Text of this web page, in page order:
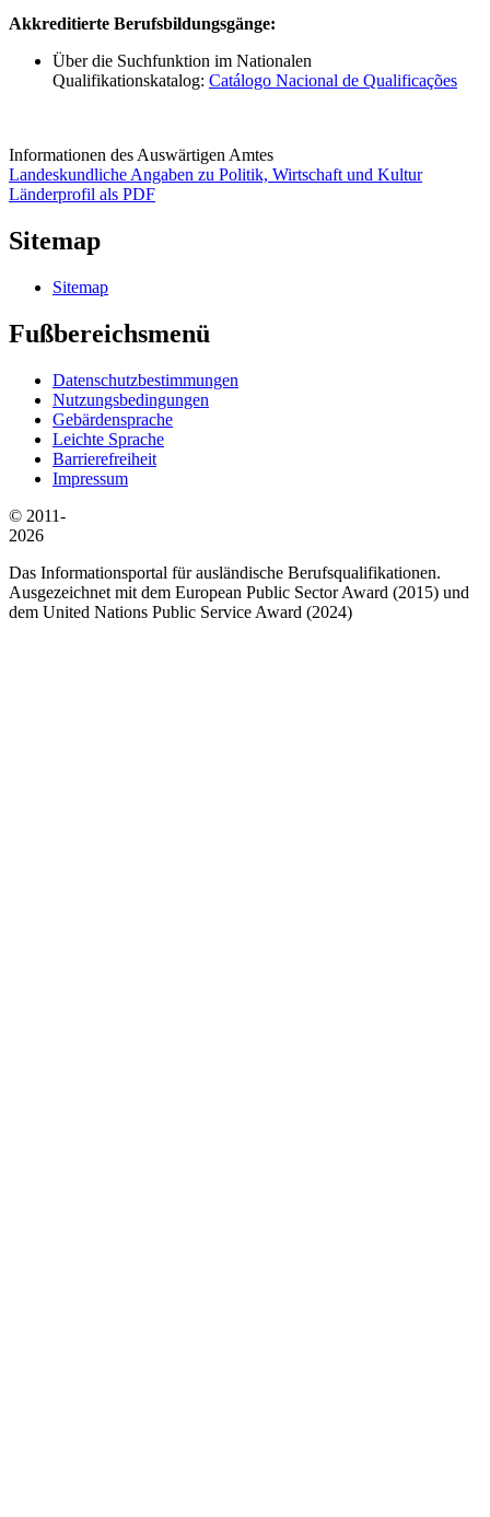
Akkreditierte Berufsbildungsgänge:
Über die Suchfunktion im Nationalen
Qualifikationskatalog: Catálogo Nacional de Qualificações
Informationen des Auswärtigen Amtes
Landeskundliche Angaben zu Politik, Wirtschaft und Kultur
Länderprofil als PDF
Sitemap
Sitemap
Fußbereichsmenü
Datenschutzbestimmungen
Nutzungsbedingungen
Gebärdensprache
Leichte Sprache
Barrierefreiheit
Impressum
© 2011-
2026
Das Informationsportal für ausländische Berufsqualifikationen.
Ausgezeichnet mit dem European Public Sector Award (2015) und
dem United Nations Public Service Award (2024)